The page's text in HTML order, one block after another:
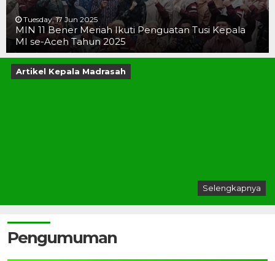
Tuesday, 17 Jun 2025
MIN 11 Bener Meriah Ikuti Penguatan Tusi Kepala
MI se-Aceh Tahun 2025
Artikel Kepala Madrasah
Selengkapnya
Pengumuman
19 JUN 2025
19 JUN 2025
16 JUN 2025